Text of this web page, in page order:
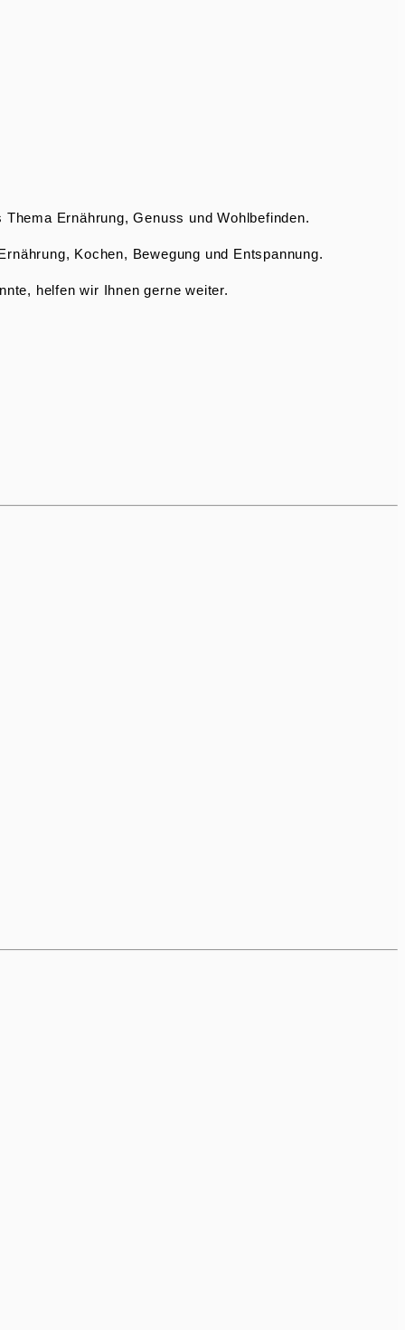
Ernährung, Genuss und Wohlbefinden.
Kochen, Bewegung und Entspannung.
helfen wir Ihnen gerne weiter.